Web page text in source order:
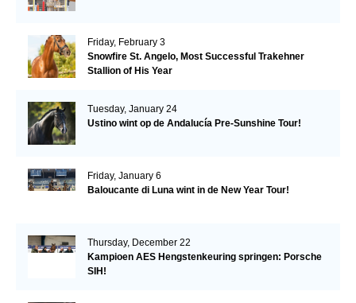
Friday, February 3
Snowfire St. Angelo, Most Successful Trakehner
Stallion of His Year
Tuesday, January 24
Ustino wint op de Andalucía Pre-Sunshine Tour!
Friday, January 6
Baloucante di Luna wint in de New Year Tour!
Thursday, December 22
Kampioen AES Hengstenkeuring springen: Porsche
SIH!